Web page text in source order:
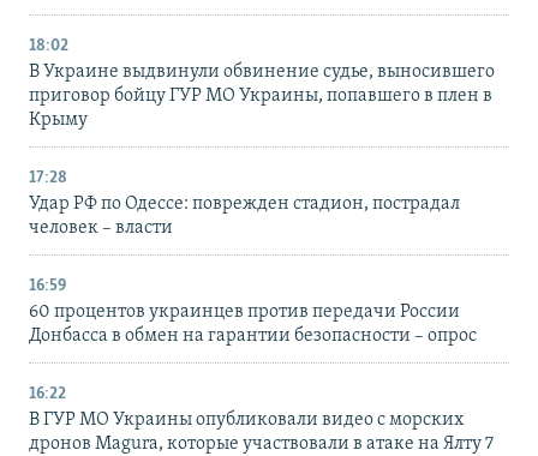
18:02
В Украине выдвинули обвинение судье, выносившего
приговор бойцу ГУР МО Украины, попавшего в плен в
Крыму
17:28
Удар РФ по Одессе: поврежден стадион, пострадал
человек – власти
16:59
60 процентов украинцев против передачи России
Донбасса в обмен на гарантии безопасности – опрос
16:22
В ГУР МО Украины опубликовали видео с морских
дронов Magura, которые участвовали в атаке на Ялту 7